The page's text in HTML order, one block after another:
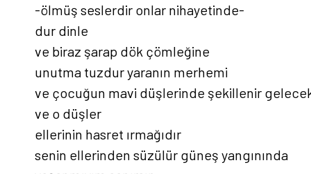
-ölmüş seslerdir onlar nihayetinde-
dur dinle
ve biraz şarap dök çömleğine
unutma tuzdur yaranın merhemi
ve çocuğun mavi düşlerinde şekillenir
ve o düşler
ellerinin hasret ırmağıdır
senin ellerinden süzülür güneş yangınında